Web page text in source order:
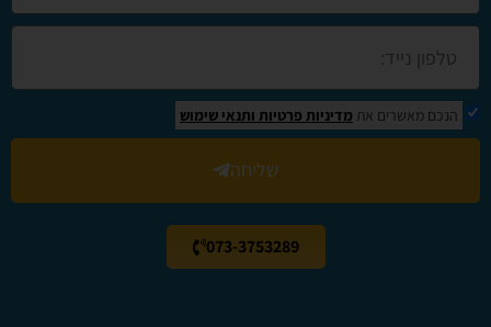
הנכם מאשרים את מדיניות פרטיות ותנאי שימוש
שליחה
073-3753289